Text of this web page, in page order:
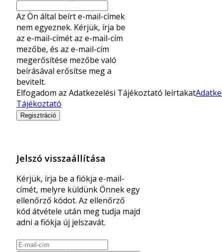
Az Ön által beírt e-mail-címek
nem egyeznek. Kérjük, írja be
az e-mail-címét az e-mail-cím
mezőbe, és az e-mail-cím
megerősítése mezőbe való
beírásával erősítse meg a
bevitelt.
Elfogadom az Adatkezelési Tájékoztató leírtakat
Tájékoztató
Regisztráció
Jelszó visszaállítása
Kérjük, írja be a fiókja e-mail-
címét, melyre küldünk Önnek egy
ellenőrző kódot. Az ellenőrző
kód átvétele után meg tudja majd
adni a fiókja új jelszavát.